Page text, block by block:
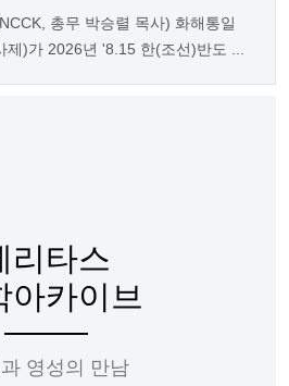
총무 박승렬 목사) 화해통일
)가 2026년 '8.15 한(조선)반도 ...
리타스
아카이브
영성의 만남